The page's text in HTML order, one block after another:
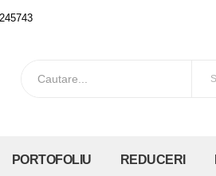
PORTOFOLIU REDUCERI